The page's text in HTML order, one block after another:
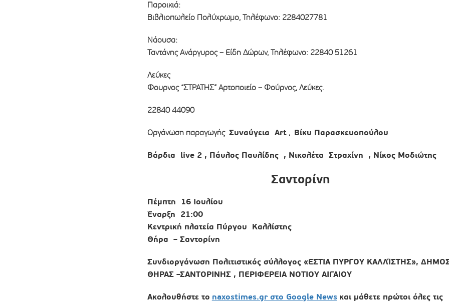
Παροικιά:
Βιβλιοπωλείο Πολύχρωμο, Τηλέφωνο: 2284027781
Νάουσα:
Ταντάνης Ανάργυρος – Είδη Δώρων, Τηλέφωνο: 22840 51261
Λεύκες
Φουρνος “ΣΤΡΑΤΗΣ” Αρτοποιείο – Φούρνος, Λεύκες.
22840 44090
Οργάνωση παραγωγής Συναύγεια Art, Βίκυ Παρασκευοπούλου
Βάρδια live2 , Πάυλος Παυλίδης , Νικολέτα Στραχίνη , Νίκος Μοδιώτης
Σαντορίνη
Πέμπτη 16 Ιουλίου
Έναρξη 21:00
Κεντρική πλατεία Πύργου Καλλίστης
Θήρα – Σαντορίνη
Συνδιοργάνωση Πολιτιστικός σύλλογος «ΕΣΤΙΑ ΠΥΡΓΟΥ ΚΑΛΛΊΣΤΗΣ»,
ΘΗΡΑΣ –ΣΑΝΤΟΡΙΝΗΣ , ΠΕΡΙΦΕΡΕΙΑ ΝΟΤΙΟΥ ΑΙΓΑΙΟΥ
Ακολουθήστε το naxostimes.gr στο Google News και μάθετε πρώτοι όλες τις